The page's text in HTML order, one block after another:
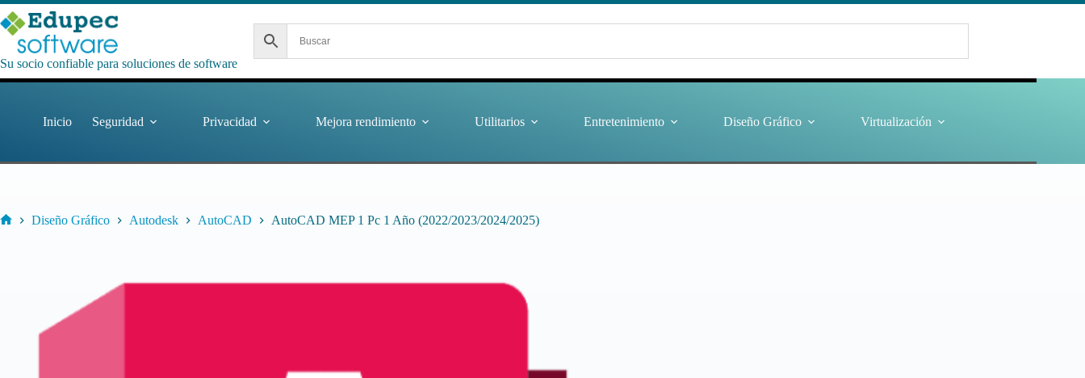
Saltar
al
contenido
Su socio confiable para soluciones de software
Inicio Seguridad Privacidad Mejora rendimiento Utilitarios Entretenimiento Diseño Gráfico Virtualización
Diseño Gráfico Autodesk AutoCAD AutoCAD MEP 1 Pc 1 Año (2022/2023/2024/2025)